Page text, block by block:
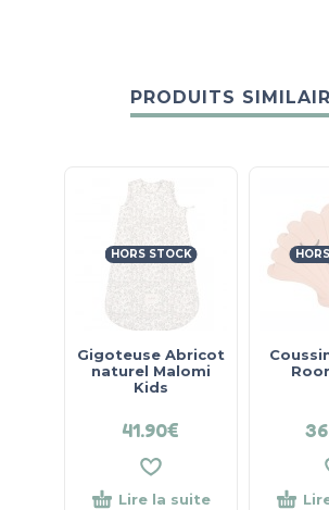
PRODUITS
HORS STOCK
Gigoteuse Abricot
naturel Malomi
Kids
41.90€
Lire la suite